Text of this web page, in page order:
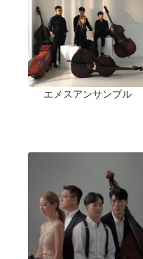
エメスアンサンブル